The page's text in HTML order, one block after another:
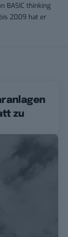
BASIC thinking
2009 hat er
zu